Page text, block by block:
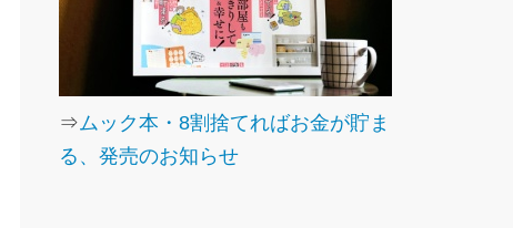
⇒ムック本・8割捨てればお金が貯ま
る、発売のお知らせ